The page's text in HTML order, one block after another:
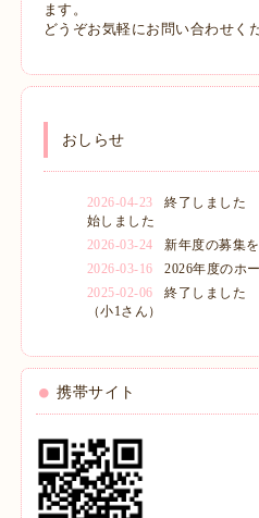
ます。
どうぞお気軽にお問い合わせく
おしらせ
2026-04-23
終了しました
始しました
2026-03-24
新年度の募集
2026-03-16
2026年度のホ
2025-02-06
終了しまし
（小1さん）
携帯サイト